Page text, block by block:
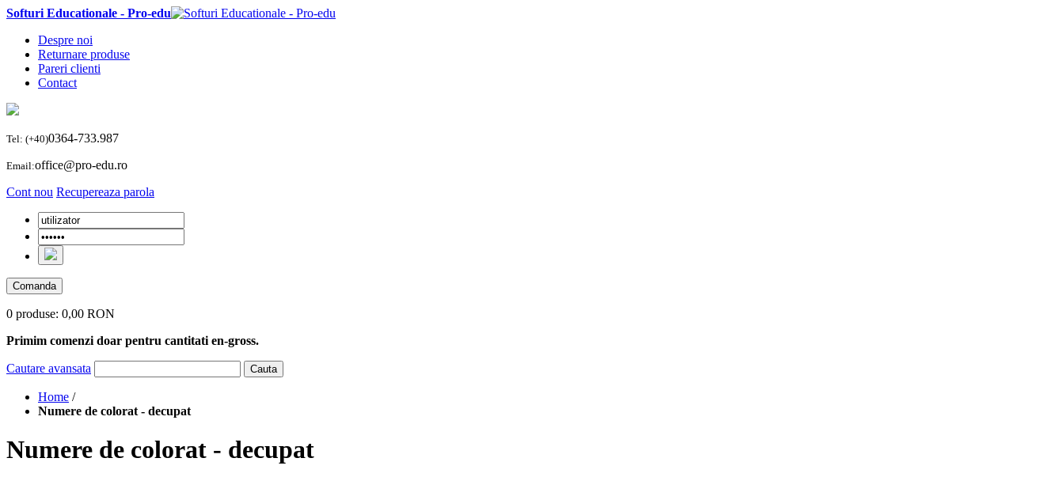
Softuri Educationale - Pro-edu
Despre noi
Returnare produse
Pareri clienti
Contact
Tel: (+40)0364-733.987
Email:office@pro-edu.ro
Cont nou Recupereaza parola
Comanda
0 produse: 0,00 RON
Primim comenzi doar pentru cantitati en-gross.
Cautare avansata Cauta
Home /
Numere de colorat - decupat
Numere de colorat - decupat